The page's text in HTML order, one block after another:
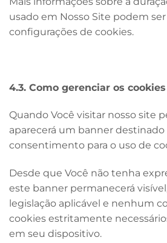
usado em Nosso Site podem
configurações de cookies.
4.3. Como gerenciar os
Quando Você visitar nosso site
aparecerá um banner destinado
consentimento para o uso de
Desde que Você não tenha
este banner permanecerá
legislação aplicável e nenhum
cookies estritamente
em seu dispositivo.